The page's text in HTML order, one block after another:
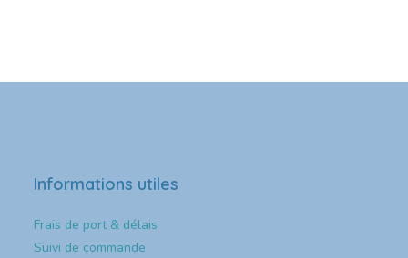
Informations utiles
Frais de port & délais
Suivi de commande